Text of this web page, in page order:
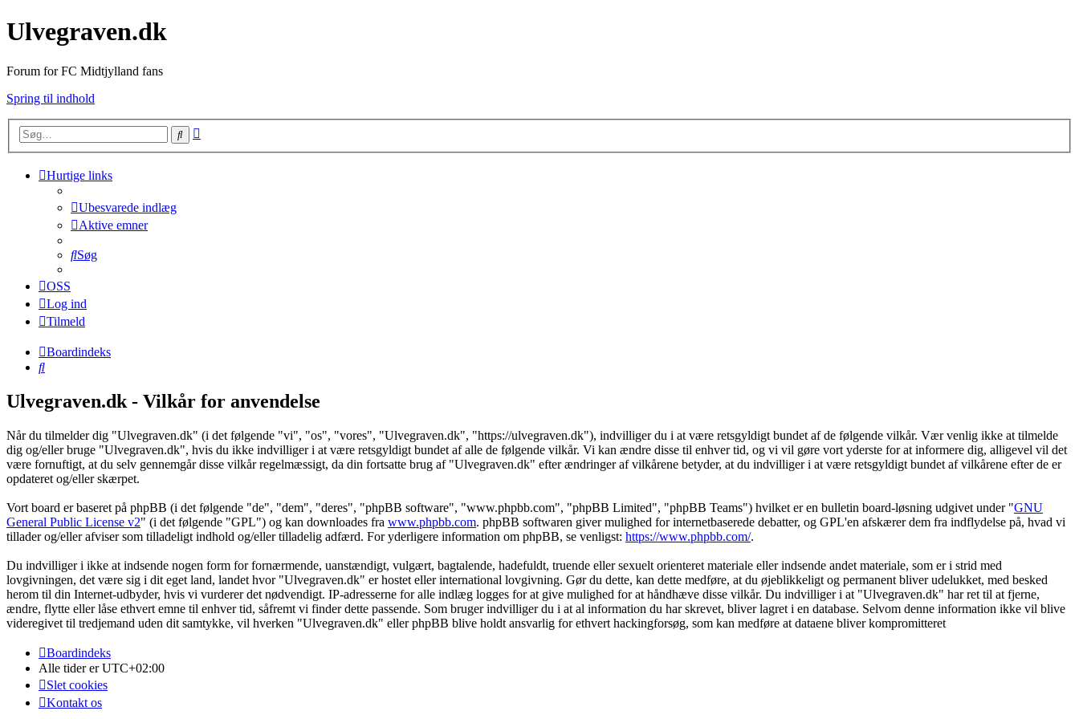
Ulvegraven.dk
Forum for FC Midtjylland fans
Spring til indhold
Søg
Hurtige links
Ubesvarede indlæg
Aktive emner
Søg
OSS
Log ind
Tilmeld
Boardindeks
Søg
Ulvegraven.dk - Vilkår for anvendelse
Når du tilmelder dig "Ulvegraven.dk" (i det følgende "vi", "os", "vores", "Ulvegraven.dk", "https://ulvegraven.dk"), indvilliger du i at være retsgyldigt bundet af de følgende vilkår. Vær venlig ikke at tilmelde
dig og/eller bruge "Ulvegraven.dk", hvis du ikke indvilliger i at være retsgyldigt bundet af alle de følgende vilkår. Vi kan ændre disse til enhver tid, og vi vil gøre vort yderste for at informere dig, alligevel vil det
være fornuftigt, at du selv gennemgår disse vilkår regelmæssigt, da din fortsatte brug af "Ulvegraven.dk" efter ændringer af vilkårene betyder, at du indvilliger i at være retsgyldigt bundet af vilkårene efter de er
opdateret og/eller skærpet.
Vort board er baseret på phpBB (i det følgende "de", "dem", "deres", "phpBB software", "www.phpbb.com", "phpBB Limited", "phpBB Teams") hvilket er en bulletin board-løsning udgivet under "GNU
General Public License v2" (i det følgende "GPL") og kan downloades fra www.phpbb.com. phpBB softwaren giver mulighed for internetbaserede debatter, og GPL'en afskærer dem fra indflydelse på, hvad vi
tillader og/eller afviser som tilladeligt indhold og/eller tilladelig adfærd. For yderligere information om phpBB, se venligst: https://www.phpbb.com/.
Du indvilliger i ikke at indsende nogen form for fornærmende, uanstændigt, vulgært, bagtalende, hadefuldt, truende eller sexuelt orienteret materiale eller indsende andet materiale, som er i strid med
lovgivningen, det være sig i dit eget land, landet hvor "Ulvegraven.dk" er hostet eller international lovgivning. Gør du dette, kan dette medføre, at du øjeblikkeligt og permanent bliver udelukket, med besked
herom til din Internet-udbyder, hvis vi vurderer det nødvendigt. IP-adresserne for alle indlæg logges for at give mulighed for at håndhæve disse vilkår. Du indvilliger i at "Ulvegraven.dk" har ret til at fjerne,
ændre, flytte eller låse ethvert emne til enhver tid, såfremt vi finder dette passende. Som bruger indvilliger du i at al information du har skrevet, bliver lagret i en database. Selvom denne information ikke vil blive
videregivet til tredjemand uden dit samtykke, vil hverken "Ulvegraven.dk" eller phpBB blive holdt ansvarlig for ethvert hackingforsøg, som kan medføre at dataene bliver kompromitteret
Boardindeks
Alle tider erUTC+02:00
Slet cookies
Kontakt os